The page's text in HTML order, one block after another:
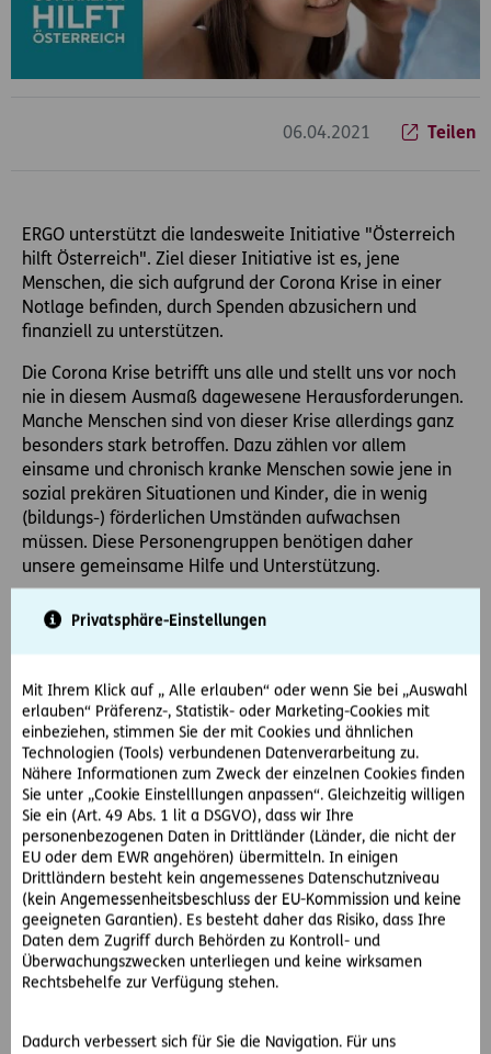
Privatsphäre-Einstellungen
Mit Ihrem Klick auf „ Alle erlauben“ oder wenn Sie bei „Auswahl
erlauben“ Präferenz-, Statistik- oder Marketing-Cookies mit
einbeziehen, stimmen Sie der mit Cookies und ähnlichen
Technologien (Tools) verbundenen Datenverarbeitung zu.
Nähere Informationen zum Zweck der einzelnen Cookies finden
Sie unter „Cookie Einstelllungen anpassen“. Gleichzeitig willigen
Sie ein (Art. 49 Abs. 1 lit a DSGVO), dass wir Ihre
personenbezogenen Daten in Drittländer (Länder, die nicht der
EU oder dem EWR angehören) übermitteln. In einigen
Drittländern besteht kein angemessenes Datenschutzniveau
(kein Angemessenheitsbeschluss der EU-Kommission und keine
geeigneten Garantien). Es besteht daher das Risiko, dass Ihre
Daten dem Zugriff durch Behörden zu Kontroll- und
Überwachungszwecken unterliegen und keine wirksamen
Rechtsbehelfe zur Verfügung stehen.
Dadurch verbessert sich für Sie die Navigation. Für uns
06.04.2021 Teilen
ERGO unterstützt die landesweite Initiative "Österreich
hilft Österreich". Ziel dieser Initiative ist es, jene
Menschen, die sich aufgrund der Corona Krise in einer
Notlage befinden, durch Spenden abzusichern und
finanziell zu unterstützen.
Die Corona Krise betrifft uns alle und stellt uns vor noch
nie in diesem Ausmaß dagewesene Herausforderungen.
Manche Menschen sind von dieser Krise allerdings ganz
besonders stark betroffen. Dazu zählen vor allem
einsame und chronisch kranke Menschen sowie jene in
sozial prekären Situationen und Kinder, die in wenig
(bildungs-) förderlichen Umständen aufwachsen
müssen. Diese Personengruppen benötigen daher
unsere gemeinsame Hilfe und Unterstützung.
Aus diesem Anlass wurde die landesweite Initiative
„Österreich hilft Österreich“ von sechs führenden
Hilfsorganisationen (Caritas, Diakonie, Hilfswerk, Rotes
Kreuz, Volkshilfe und Samariterbund) gemeinsam mit
dem ORF ins Leben gerufen. Ziel dieser Initiative ist es,
jene Menschen, die sich aufgrund der Corona Krise in
einer Notlage befinden, durch Spenden abzusichern und
finanziell zu unterstützen.
Die Projekte von Österreich hilft Österreich
Caritas:Unterstützung von Alleinerzieher/innen
zwischen Jobverlust und Kinderbetreuung
Diakonie:Virtuelle Lernhilfe für Kinder im
Homeschooling
Hilfswerk:Unterstützung und fachkundige Hilfe für
Lebenssituationen durch rasche Krisenintervention